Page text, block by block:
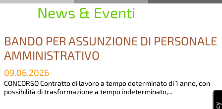
News & Eventi
BANDO PER ASSUNZIONE DI PERSONALE
AMMINISTRATIVO
09.06.2026
CONCORSO Contratto di lavoro a tempo determinato di 1 anno, con
possibilità di trasformazione a tempo indeterminato,...